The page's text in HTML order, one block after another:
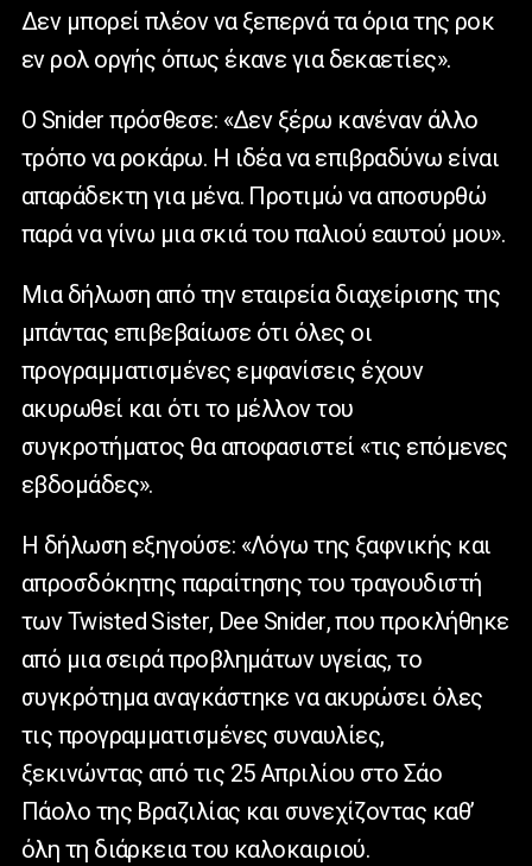
Δεν μπορεί πλέον να ξεπερνά τα όρια της ροκ
εν ρολ οργής όπως έκανε για δεκαετίες».
Ο Snider πρόσθεσε: «Δεν ξέρω κανέναν άλλο
τρόπο να ροκάρω. Η ιδέα να επιβραδύνω είναι
απαράδεκτη για μένα. Προτιμώ να αποσυρθώ
παρά να γίνω μια σκιά του παλιού εαυτού μου».
Μια δήλωση από την εταιρεία διαχείρισης της
μπάντας επιβεβαίωσε ότι όλες οι
προγραμματισμένες εμφανίσεις έχουν
ακυρωθεί και ότι το μέλλον του
συγκροτήματος θα αποφασιστεί «τις επόμενες
εβδομάδες».
Η δήλωση εξηγούσε: «Λόγω της ξαφνικής και
απροσδόκητης παραίτησης του τραγουδιστή
τωνTwisted Sister, Dee Snider, που προκλήθηκε
από μια σειρά προβλημάτων υγείας, το
συγκρότημα αναγκάστηκε να ακυρώσει όλες
τις προγραμματισμένες συναυλίες,
ξεκινώντας από τις 25 Απριλίου στο Σάο
Πάολο της Βραζιλίας και συνεχίζοντας καθ’
όλη τη διάρκεια του καλοκαιριού.